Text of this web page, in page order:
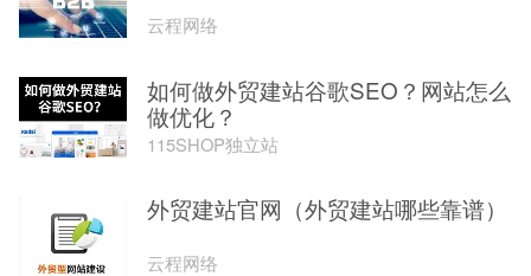
云程网络
如何做外贸建站谷歌SEO？网站怎么
做优化？
115SHOP独立站
外贸建站官网（外贸建站哪些靠谱）
云程网络